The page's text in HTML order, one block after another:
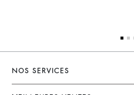
NOS SERVICES
Service Client